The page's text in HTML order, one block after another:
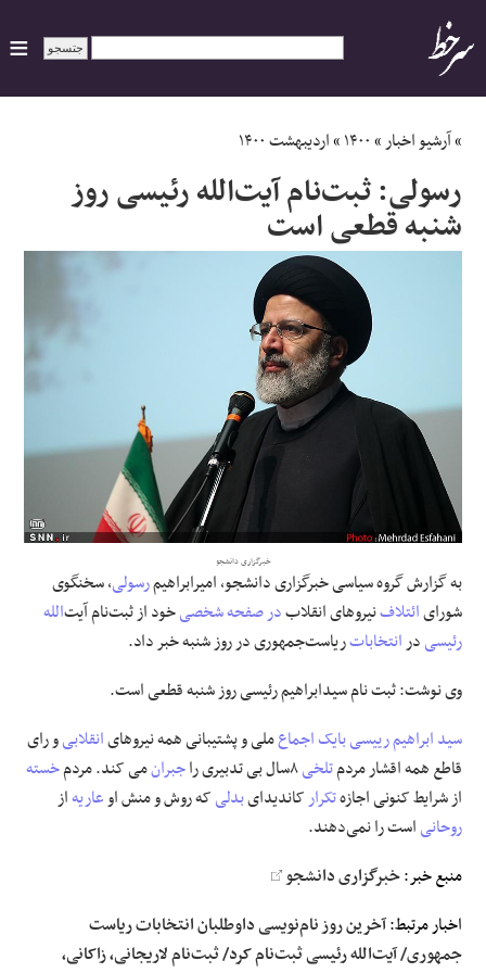
ایران
سیاسی
اقتصاد
اجتماعی
حوادث
علوم و فن آوری
فرهنگی و هنری
مقالات
»آرشیو اخبار»۱۴۰۰»اردیبهشت ۱۴۰۰
رسولی: ثبت‌نام آیت‌الله رئیسی روز
شنبه قطعی است
خبرگزاری دانشجو
به گزارش گروه سیاسی خبرگزاری دانشجو، امیرابراهیمرسولی، سخنگوی
شورایائتلافنیروهای انقلابدر صفحهشخصیخود از ثبت‌نام آیت‌الله
رئیسیدرانتخاباتریاست‌جمهوری در روز شنبه خبر داد.
وی نوشت: ‏ثبت نام ‎سیدابراهیم رئیسی روز شنبه قطعی است.
سید ابراهیم رییسیبایکاجماعملی و پشتیبانی همه نیروهایانقلابیو رای
قاطع همه اقشار مردمتلخی۸سال بی تدبیری را جبرانمی کند. مردمخسته
از شرایط کنونی اجازهتکرارکاندیدایبدلیکه روش و منش اوعاریهاز
روحانیاست را نمی‌دهند.
منبع خبر:خبرگزاری دانشجو
اخبار مرتبط:آخرین روز نام‌نویسی داوطلبان انتخابات ریاست
جمهوری/ آیت‌الله رئیسی ثبت‌نام کرد/ ثبت‌نام لاریجانی، زاکانی،